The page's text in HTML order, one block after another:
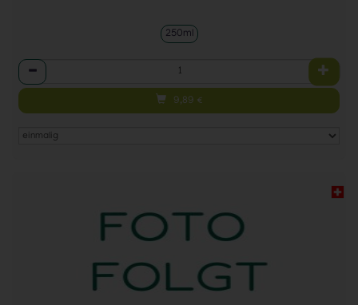
250ml
Anzahl
9,89 €